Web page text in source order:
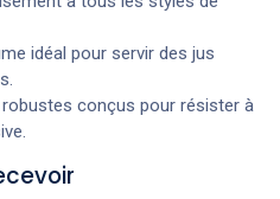
idéal pour servir des jus
robustes conçus pour résister à